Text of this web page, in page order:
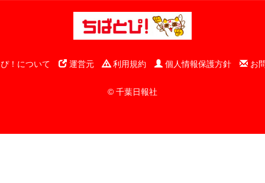
！について 運営元 利用規約 個人情報保護方針 お
© 千葉日報社